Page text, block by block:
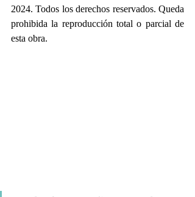
2024. Todos los derechos reservados. Queda
prohibida la reproducción total o parcial de
esta obra.